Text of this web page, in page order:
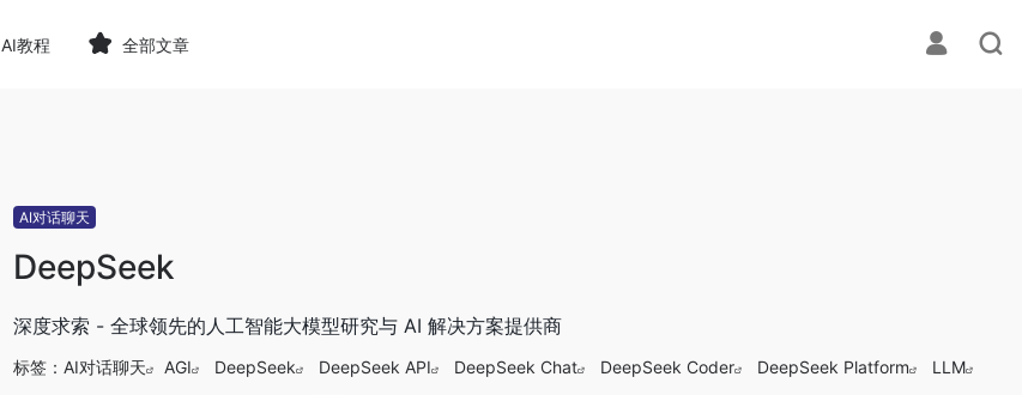
AI教程 全部文章
AI对话聊天
DeepSeek
深度求索 - 全球领先的人工智能大模型研究与 AI 解决方案提供商
标签： AI对话聊天 AGI DeepSeek DeepSeek API DeepSeek Chat DeepSeek Coder DeepSeek Platform
LLM